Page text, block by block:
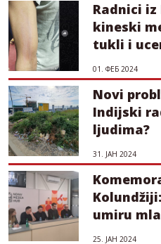
Radnici
kineski
tukli i
01. ФЕБ 2024
Novi
Indijski
ljudima?
31. ЈАН 2024
umiru
25. ЈАН 2024